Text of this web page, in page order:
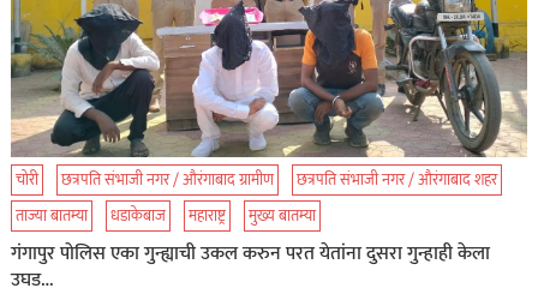
चोरी छत्रपति संभाजी नगर / औरंगाबाद ग्रामीण
छत्रपति संभाजी नगर / औरंगाबाद शहर
ताज्या बातम्या
धडाकेबाज महाराष्ट्र मुख्य बातम्या
गंगापुर पोलिस एका गुन्ह्याची उकल करुन परत येतांना दुसरा गुन्हाही केला
उघड…